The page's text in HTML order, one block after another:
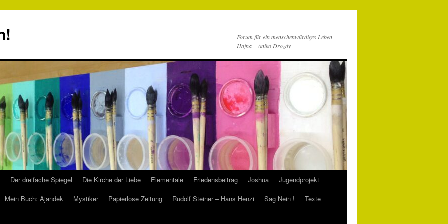
Forum für ein menschenwürdiges Leben
Hajna – Aniko Drozdy
Der dreifache Spiegel Die Kirche der Liebe Elementale Friedensbeitrag Joshua
Jugendprojekt
Mein Buch: Ajandek Mystiker Papierlose Zeitung Rudolf Steiner – Hans Henzi Sag Nein !
Texte